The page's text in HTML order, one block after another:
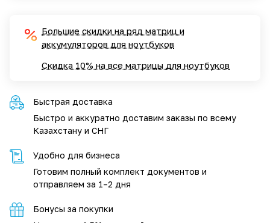
Большие скидки на ряд матриц и
аккумуляторов для ноутбуков
Скидка 10% на все матрицы для ноутбуков
Быстрая доставка
Быстро и аккуратно доставим заказы по всему
Казахстану и СНГ
Удобно для бизнеса
Готовим полный комплект документов и
отправляем за 1–2 дня
Бонусы за покупки